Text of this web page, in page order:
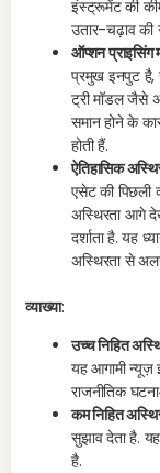
इंस्ट्रूमेंट की
उतार-चढ़ाव की
ऑप्शन प्राइसिंग
प्रमुख इनपुट है,
ट्री मॉडल जैसे
समान होने के
होती हैं.
ऐतिहासिक
एसेट की पिछली
अस्थिरता आगे
दर्शाता है. यह
अस्थिरता से
व्याख्या:
उच्च निहित
यह आगामी न्यूज़
राजनीतिक
कम निहित
सुझाव देता है.
है.